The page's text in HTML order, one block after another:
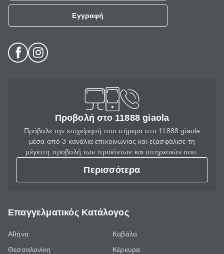
Εγγραφή
Προβολή στο 11888 giaola
Πρόβαλε την επιχείρησή σου σήμερα στο 11888 giaola
μέσα από 3 κανάλια επικοινωνίας και εξασφάλισε τη
μέγιστη προβολή των προϊόντων και υπηρεσιών σου.
Περισσότερα
Επαγγελματικός Κατάλογος
Αθήνα
Θεσσαλονίκη
Καβάλα
Κέρκυρα